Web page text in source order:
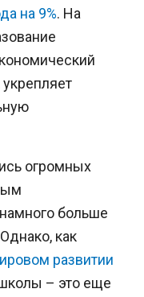
на 9%. На
огромных
больше
как
развитии
– это еще